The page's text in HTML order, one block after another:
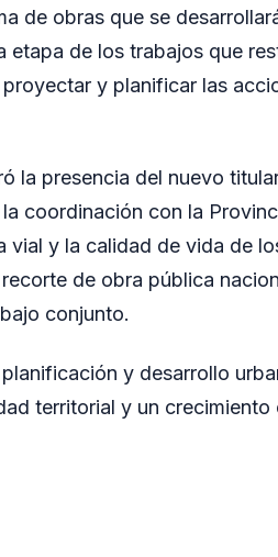
de obras que se
etapa de los trabajos que
y planificar las
la presencia del nuevo
coordinación con la
vial y la calidad de vida de
de obra pública
conjunto.
y desarrollo
territorial y un crecimiento